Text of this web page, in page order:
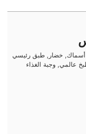
عالمي, وجبة الغذاء